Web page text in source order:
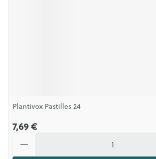
Plantivox Pastilles 24
7,69 €